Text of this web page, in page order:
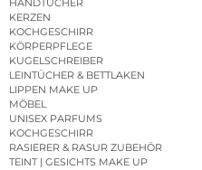
HANDTÜCHER
KERZEN
KOCHGESCHIRR
KÖRPERPFLEGE
KUGELSCHREIBER
LEINTÜCHER & BETTLAKEN
LIPPEN MAKE UP
MÖBEL
UNISEX PARFUMS
KOCHGESCHIRR
RASIERER & RASUR ZUBEHÖR
TEINT | GESICHTS MAKE UP